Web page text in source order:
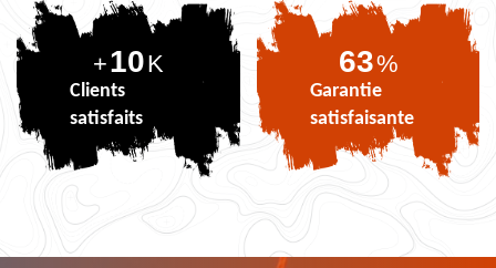
+10K
Clients
satisfaits
77%
Garantie
satisfaisante